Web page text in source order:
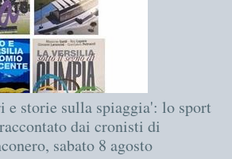
storie sulla spiaggia': lo sport
dai cronisti di
sabato 8 agosto